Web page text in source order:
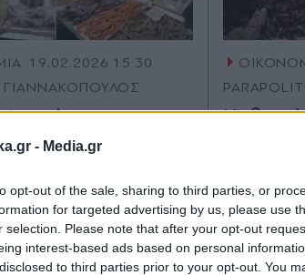
- Media.gr
opt-out of the sale, sharing to third parties, or
for targeted advertising by us, please use
selection. Please note that after your opt-out
interest-based ads based on personal
to third parties prior to your opt-out. You
19.02.2026 15:30
κίνηση στην
οι τιμές
& Βίντεο)
Καθαρά
(Βίντεο)